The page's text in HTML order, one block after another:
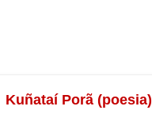
Kuñataí Porã (poesia)